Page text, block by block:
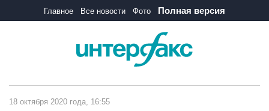
Главное Все новости Фото Полная версия
18 октября 2020 года, 16:55